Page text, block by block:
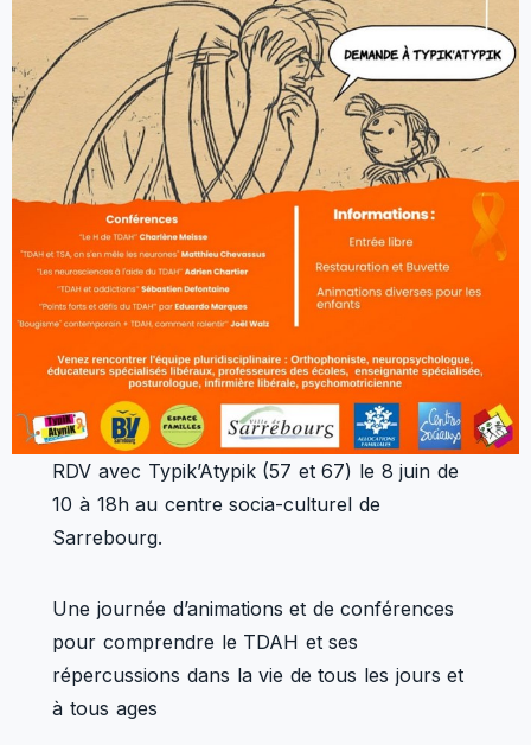
RDV avec Typik’Atypik (57 et 67) le 8 juin de
10 à 18h au centre socia-culturel de
Sarrebourg.
Une journée d’animations et de conférences
pour comprendre le TDAH et ses
répercussions dans la vie de tous les jours et
à tous ages